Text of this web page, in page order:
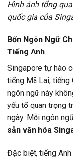
Hình ảnh tổng
quốc gia của
Bốn Ngôn Ngữ
Tiếng Anh
Singapore tự hào
tiếng Mã Lai, tiếng
ngôn ngữ này
yếu tố quan trọng
ngày. Mỗi ngôn
sản văn hóa
Đặc biệt, tiếng